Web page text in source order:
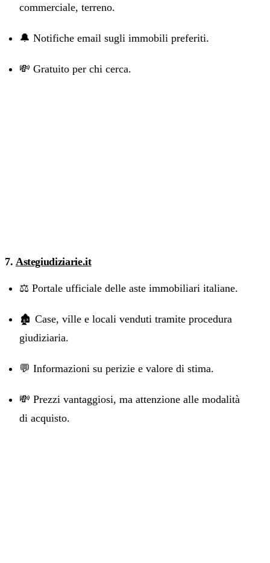
commerciale, terreno.
🔔 Notifiche email sugli immobili preferiti.
💸 Gratuito per chi cerca.
7. Astegiudiziarie.it
⚖️ Portale ufficiale delle aste immobiliari italiane.
🏚️ Case, ville e locali venduti tramite procedura
giudiziaria.
💬 Informazioni su perizie e valore di stima.
💸 Prezzi vantaggiosi, ma attenzione alle modalità
di acquisto.